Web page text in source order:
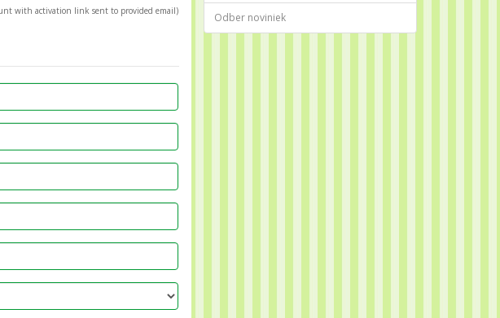
with activation link sent to provided email) Odber noviniek